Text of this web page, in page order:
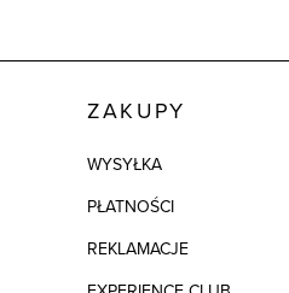
Kod
ZAKUPY
WYSYŁKA
PŁATNOŚCI
REKLAMACJE